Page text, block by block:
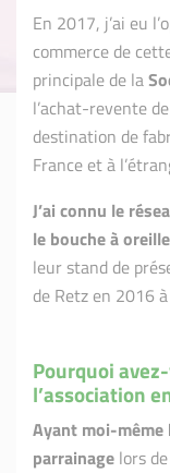
En 2017, j’ai eu
commerce de
principale de la
l’achat-revente
destination de
France et à
J’ai connu le
le bouche à oreille
leur stand de
de Retz en 2016
Pourquoi
l’association
Ayant moi-même
parrainage lors